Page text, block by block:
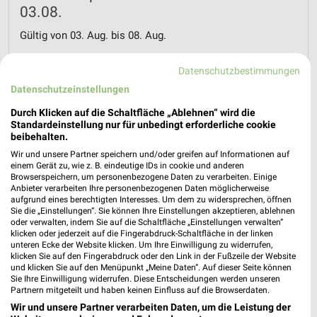
03.08.
Gültig von 03. Aug. bis 08. Aug.
PROSPEKT BLÄTTERN
MEHR PROSPEKTE
weekli - Prospekte & Angebote App
Datenschutzbestimmungen
Datenschutzeinstellungen
Durch Klicken auf die Schaltfläche „Ablehnen“ wird die
Standardeinstellung nur für unbedingt erforderliche cookie
beibehalten.
Wir und unsere Partner speichern und/oder greifen auf Informationen auf
einem Gerät zu, wie z. B. eindeutige IDs in cookie und anderen
Browserspeichern, um personenbezogene Daten zu verarbeiten. Einige
Anbieter verarbeiten Ihre personenbezogenen Daten möglicherweise
aufgrund eines berechtigten Interesses. Um dem zu widersprechen, öffnen
Sie die „Einstellungen“. Sie können Ihre Einstellungen akzeptieren, ablehnen
oder verwalten, indem Sie auf die Schaltfläche „Einstellungen verwalten“
klicken oder jederzeit auf die Fingerabdruck-Schaltfläche in der linken
unteren Ecke der Website klicken. Um Ihre Einwilligung zu widerrufen,
klicken Sie auf den Fingerabdruck oder den Link in der Fußzeile der Website
und klicken Sie auf den Menüpunkt „Meine Daten“. Auf dieser Seite können
Sie Ihre Einwilligung widerrufen. Diese Entscheidungen werden unseren
Partnern mitgeteilt und haben keinen Einfluss auf die Browserdaten.
Wir und unsere Partner verarbeiten Daten, um die Leistung der